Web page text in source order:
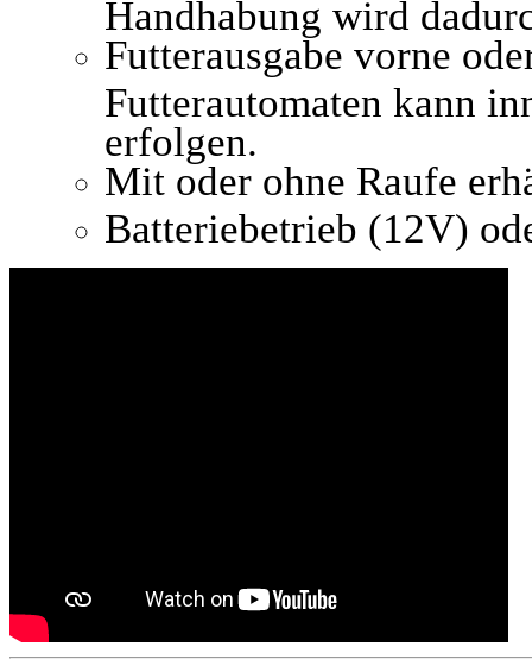
Handhabung wird
Futterausgabe vorne
Futterautomaten kann
erfolgen.
Mit oder ohne Raufe
Batteriebetrieb (12V)